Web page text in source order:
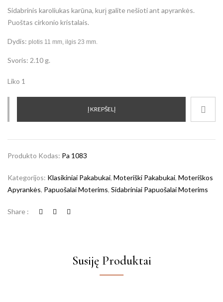
Sidabrinis karoliukas karūna, kurį galite nešioti ant apyrankės.
Puoštas cirkonio kristalais.
Dydis: plotis 11 mm, ilgis 23 mm.
Svoris: 2.10 g.
Liko 1
Į KREPŠELĮ
Produkto Kodas: Pa 1083
Kategorijos: Klasikiniai Pakabukai, Moteriški Pakabukai, Moteriškos
Apyrankės, Papuošalai Moterims, Sidabriniai Papuošalai Moterims
Share :
Susiję Produktai